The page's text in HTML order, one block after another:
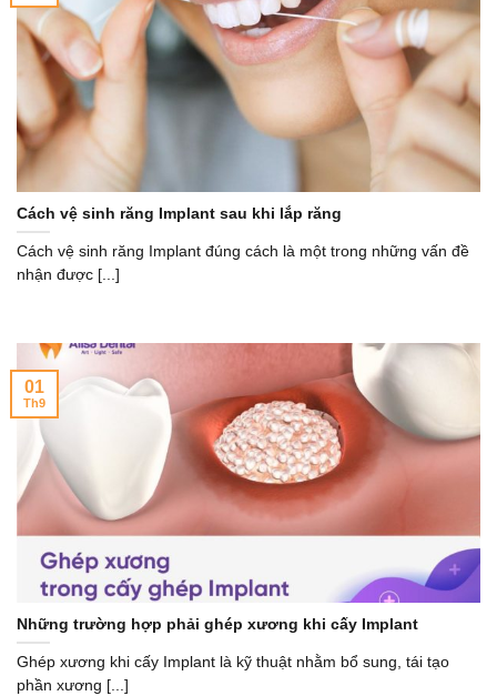
Cách vệ sinh răng Implant sau khi lắp răng
Cách vệ sinh răng Implant đúng cách là một trong những vấn đề
nhận được [...]
Những trường hợp phải ghép xương khi cấy Implant
Ghép xương khi cấy Implant là kỹ thuật nhằm bổ sung, tái tạo
phần xương [...]
01
Th9